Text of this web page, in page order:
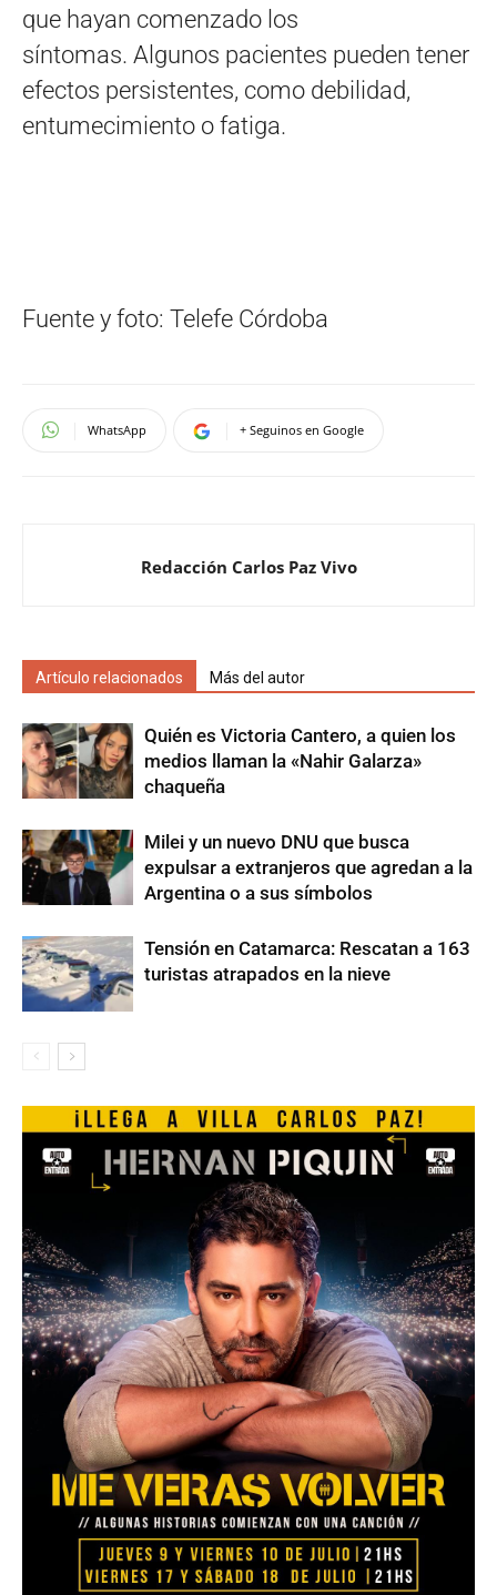
que hayan comenzado los
síntomas. Algunos pacientes pueden tener
efectos persistentes, como debilidad,
entumecimiento o fatiga.
Fuente y foto: Telefe Córdoba
WhatsApp + Seguinos en Google
Redacción Carlos Paz Vivo
Artículo relacionados Más del autor
Quién es Victoria Cantero, a quien los
medios llaman la «Nahir Galarza»
chaqueña
Milei y un nuevo DNU que busca
expulsar a extranjeros que agredan a la
Argentina o a sus símbolos
Tensión en Catamarca: Rescatan a 163
turistas atrapados en la nieve